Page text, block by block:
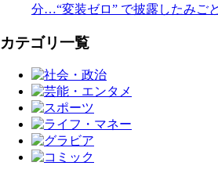
分…“変装ゼロ” で披露したみご
カテゴリ一覧